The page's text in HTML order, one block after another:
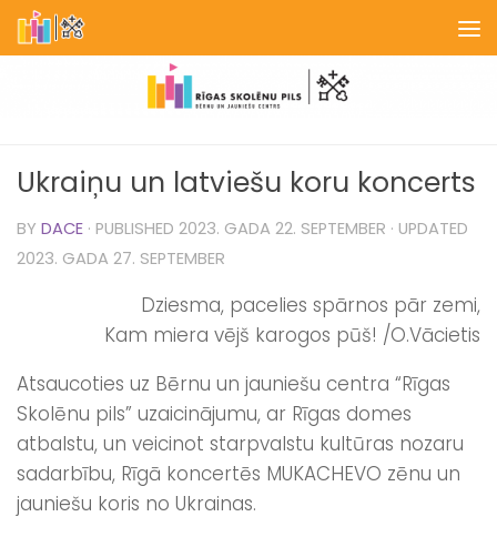
Skip to content
Ukraiņu un latviešu koru koncerts
BY DACE · PUBLISHED 2023. GADA 22. SEPTEMBER · UPDATED
2023. GADA 27. SEPTEMBER
Dziesma, pacelies spārnos pār zemi,
Kam miera vējš karogos pūš! /O.Vācietis
Atsaucoties uz Bērnu un jauniešu centra “Rīgas
Skolēnu pils” uzaicinājumu, ar Rīgas domes
atbalstu, un veicinot starpvalstu kultūras nozaru
sadarbību, Rīgā koncertēs MUKACHEVO zēnu un
jauniešu koris no Ukrainas.